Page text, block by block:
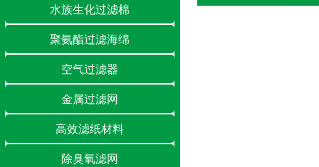
水族生化过滤棉
聚氨酯过滤海绵
空气过滤器
金属过滤网
高效滤纸材料
除臭氧滤网